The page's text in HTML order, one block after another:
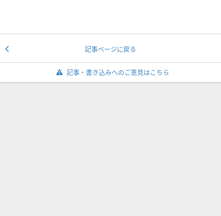
記事ページに戻る
記事・書き込みへのご意見はこちら